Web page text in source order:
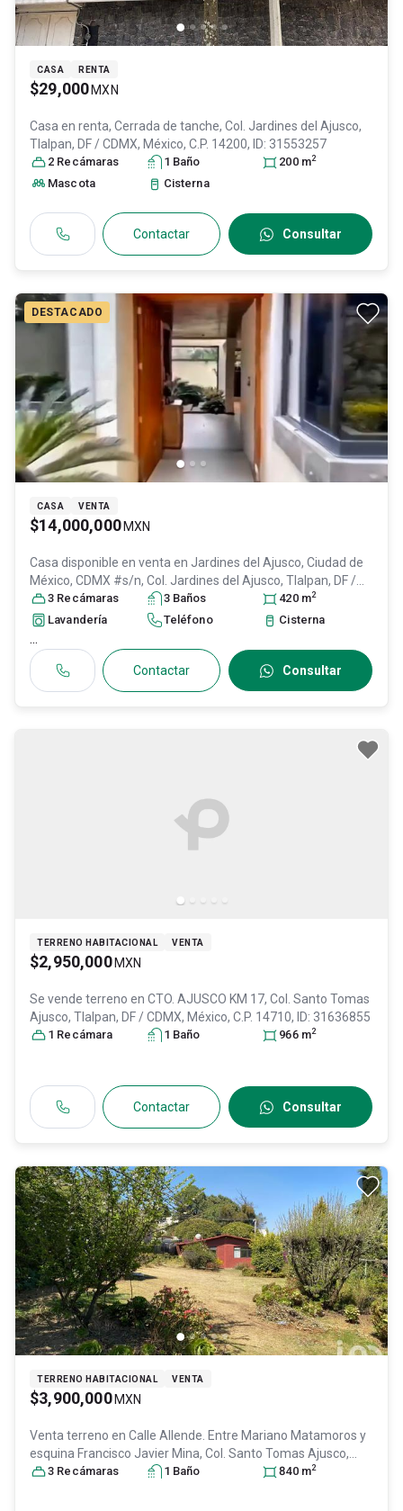
CASA RENTA
$29,000 MXN
Casa en renta, Cerrada de tanche, Col. Jardines del Ajusco,
Tlalpan, DF / CDMX, México, C.P. 14200, ID: 31553257
2 Recámaras 1 Baño 200 m2
Mascota Cisterna
Contactar Consultar
DESTACADO
CASA VENTA
$14,000,000 MXN
Casa disponible en venta en Jardines del Ajusco, Ciudad de
México, CDMX #s/n, Col. Jardines del Ajusco, Tlalpan, DF /
CDMX, México, C.P. 14200, ID:31462097
3 Recámaras 3 Baños 420 m2
Lavandería Teléfono Cisterna
...
Contactar Consultar
TERRENO HABITACIONAL VENTA
$2,950,000 MXN
Se vende terreno en CTO. AJUSCO KM 17, Col. Santo Tomas
Ajusco, Tlalpan, DF / CDMX, México, C.P. 14710, ID: 31636855
1 Recámara 1 Baño 966 m2
Contactar Consultar
TERRENO HABITACIONAL VENTA
$3,900,000 MXN
Venta terreno en Calle Allende. Entre Mariano Matamoros y
esquina Francisco Javier Mina, Col. Santo Tomas Ajusco,
Tlalpan, DF / CDMX , México, C.P. 14710 , ID:30885205
3 Recámaras 1 Baño 840 m2